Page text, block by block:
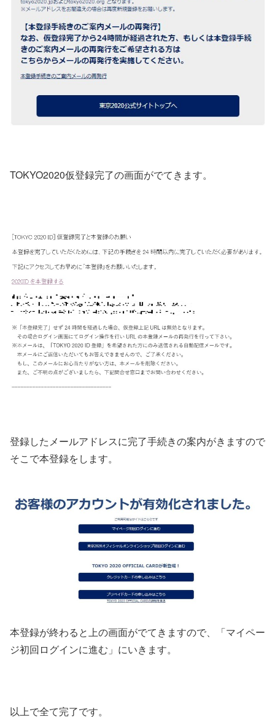
TOKYO2020仮登録完了の画面がでてきます。
登録したメールアドレスに完了手続きの案内がきますので
そこで本登録をします。
本登録が終わると上の画面がでてきますので、「マイペー
ジ初回ログインに進む」にいきます。
以上で全て完了です。